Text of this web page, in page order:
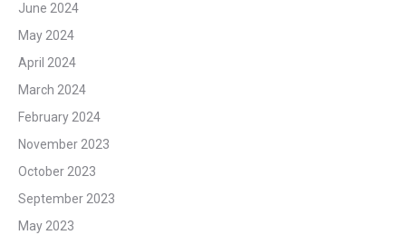
June 2024
May 2024
April 2024
March 2024
February 2024
November 2023
October 2023
September 2023
May 2023